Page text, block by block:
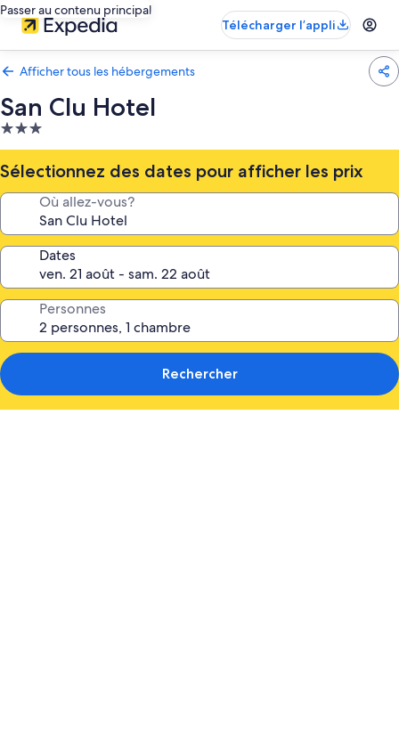
Passer au contenu principal
Télécharger l’appli
Afficher tous les hébergements
San Clu Hotel
Hébergement
3.0 étoiles
Sélectionnez des dates pour afficher les prix
Où allez-vous?
Dates
Personnes
Rechercher